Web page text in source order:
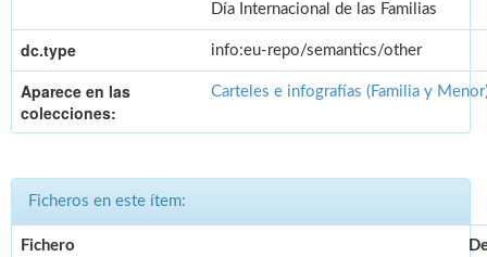
Día Internacional de las Familias
dc.type info:eu-repo/semantics/other
Aparece en las
colecciones:
Carteles e infografías (Familia y
Ficheros en este ítem:
Fichero